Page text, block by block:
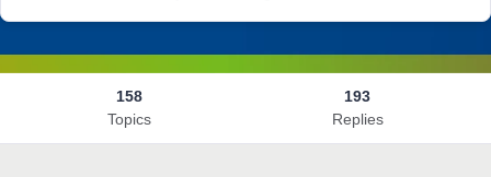
158
Topics
193
Replies